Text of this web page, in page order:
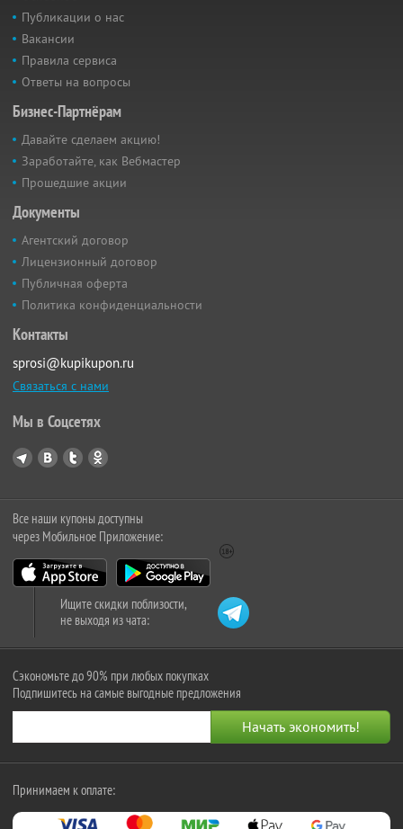
Публикации о нас
Вакансии
Правила сервиса
Ответы на вопросы
Бизнес-Партнёрам
Давайте сделаем акцию!
Заработайте, как Вебмастер
Прошедшие акции
Документы
Агентский договор
Лицензионный договор
Публичная оферта
Политика конфиденциальности
Контакты
sprosi@kupikupon.ru
Связаться с нами
Мы в Соцсетях
Все наши купоны доступны
через Мобильное Приложение:
Ищите скидки поблизости,
не выходя из чата:
Сэкономьте до 90% при любых покупках
Подпишитесь на самые выгодные предложения
Принимаем к оплате: